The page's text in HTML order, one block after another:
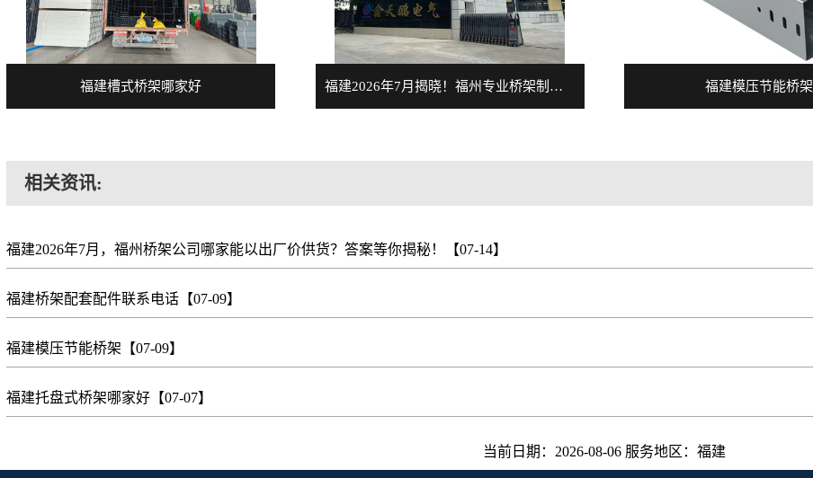
福建槽式桥架哪家好 福建2026年7月揭晓！福州专业桥架制造公司排行榜大揭秘！ 福建模压节能桥架
相关资讯:
福建2026年7月，福州桥架公司哪家能以出厂价供货？答案等你揭秘！ 【07-14】
福建桥架配套配件联系电话 【07-09】
福建模压节能桥架 【07-09】
福建托盘式桥架哪家好 【07-07】
当前日期：2026-08-06 服务地区：福建